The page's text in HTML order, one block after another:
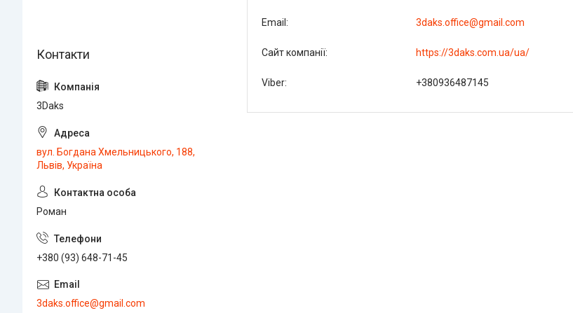
3daks.office@gmail.com
https://3daks.com.ua/ua/
+380936487145
3Daks
вул. Богдана Хмельницького, 188,
Львів, Україна
Роман
+380 (93) 648-71-45
3daks.office@gmail.com